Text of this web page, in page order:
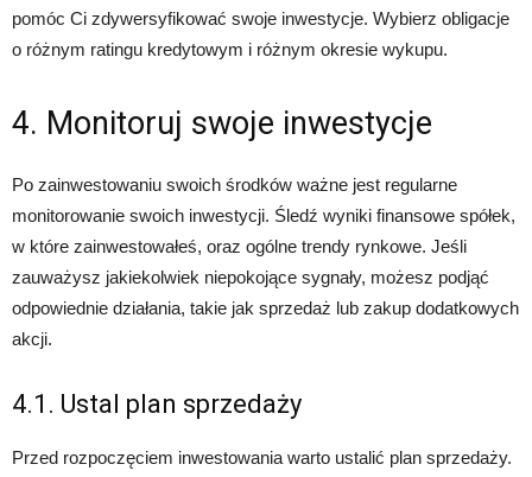
pomóc Ci zdywersyfikować swoje inwestycje. Wybierz obligacje
o różnym ratingu kredytowym i różnym okresie wykupu.
4. Monitoruj swoje inwestycje
Po zainwestowaniu swoich środków ważne jest regularne
monitorowanie swoich inwestycji. Śledź wyniki finansowe spółek,
w które zainwestowałeś, oraz ogólne trendy rynkowe. Jeśli
zauważysz jakiekolwiek niepokojące sygnały, możesz podjąć
odpowiednie działania, takie jak sprzedaż lub zakup dodatkowych
akcji.
4.1. Ustal plan sprzedaży
Przed rozpoczęciem inwestowania warto ustalić plan sprzedaży.